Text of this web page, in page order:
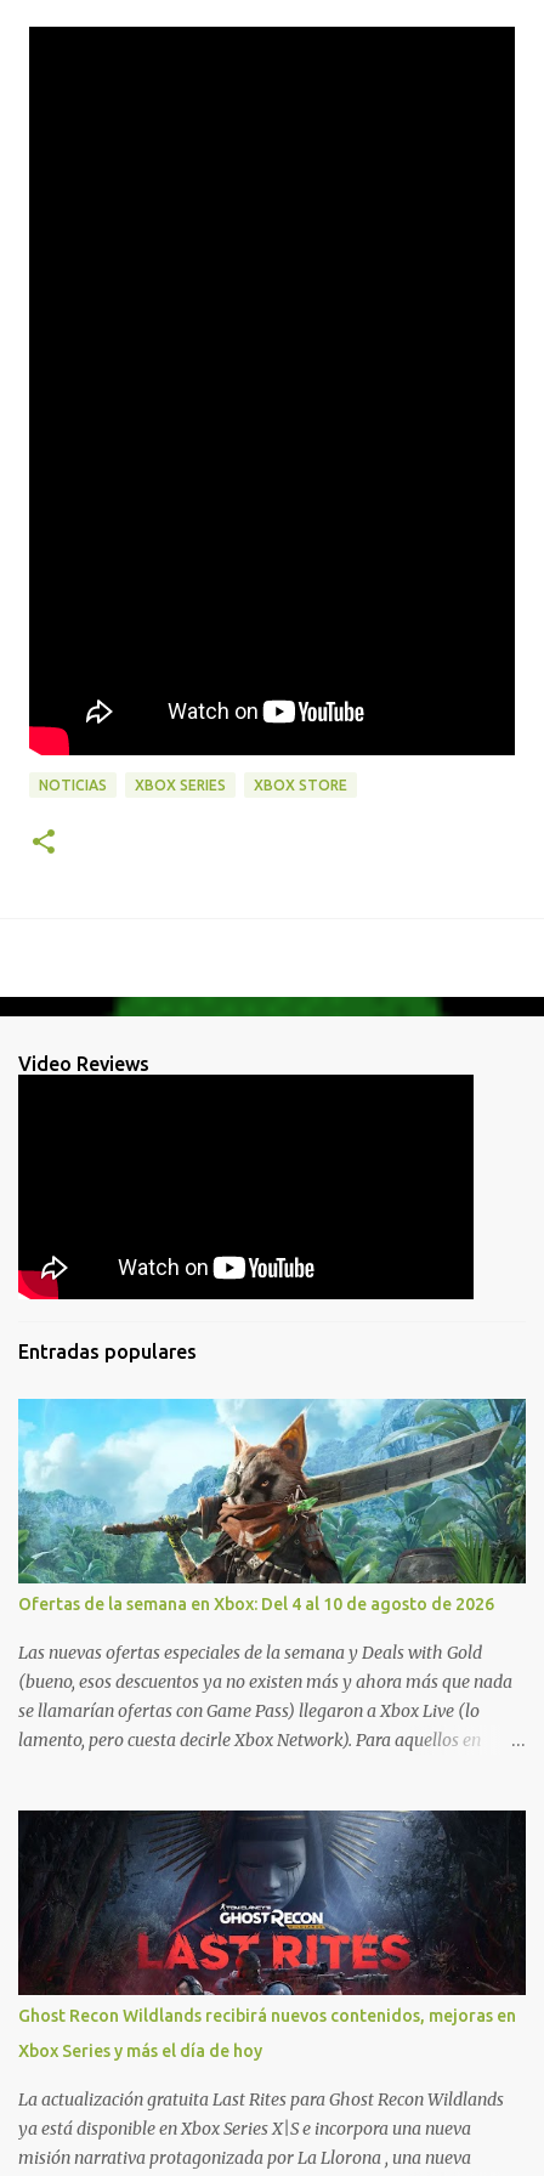
NOTICIAS XBOX SERIES XBOX STORE
Video Reviews
Entradas populares
Ofertas de la semana en Xbox: Del 4 al 10 de agosto de 2026
Las nuevas ofertas especiales de la semana y Deals with Gold
(bueno, esos descuentos ya no existen más y ahora más que nada
se llamarían ofertas con Game Pass) llegaron a Xbox Live (lo
lamento, pero cuesta decirle Xbox Network). Para aquellos en
jugarlos y mantener un progreso compartido en Windows PC y
Xbox, y tenemos un listado de juegos compatibles por acá . ¿Aún
necesitas una mano con las compras? Tenemos un tutorial extenso
o en vídeo para que se quiten todas las dudas generales de cómo
hacer compras en Xbox . Podes consultar un listado más completo
de promociones desde xbox.com. El post puede tener
actualizaciones regulares o cambios ante cualquier error. Ofertas
- Argentina Ofertas - Chile Ofertas - Colombia Ofertas - México
Ofertas - Estados Unidos Ofertas - España Todas las ofertas de
Xbox One también aplican a Xbox Series, a excepción de los jue...
Ghost Recon Wildlands recibirá nuevos contenidos, mejoras en
Xbox Series y más el día de hoy
La actualización gratuita Last Rites para Ghost Recon Wildlands
ya está disponible en Xbox Series X|S e incorpora una nueva
misión narrativa protagonizada por La Llorona , una nueva